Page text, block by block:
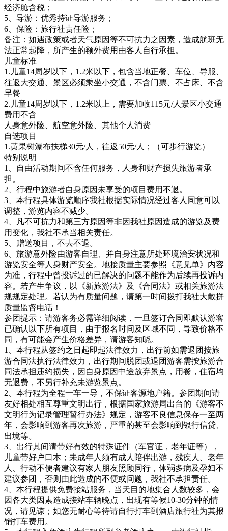
经济舱含税；
5、导游：优秀持证导游服务；
6、保险：旅行社责任险；
备注：如遇政策或者天气原因等不可抗力之因素，造成航班无
法正常起降，所产生的额外费用由客人自行承担。
儿童标准
1.儿童14周岁以下，1.2米以下，包含当地正餐、车位、导服、
往返大交通、景区必须乘坐小交通，不含门票、不占床、不含
早餐
2.儿童14周岁以下，1.2米以上，需要加收115元/人景区小交通
费用不含
人身意外险、航空意外险、其他个人消费
自选项目
1.黄果树瀑布扶梯30元/人，往返50元/人；（可步行游览）
特别说明
1、自由活动期间不含任何服务，人身和财产损失旅游者承
担。
2、行程中旅游者自身原因未享受的项目费用不退。
3、本行程具体游览顺序我社根据实际情况经过客人同意可以
调整，游览内容不减少。
4、凡不可抗力和第三方原因等非因我社原因造成的游览及费
用变化，我社不承当相关责任。
5、赠送项目，不去不退。
6、旅游意外险由游客自理、并自身注意所处环境治安状况和
游览安全等人身财产安全。地接质量主要参照《意见单》内容
为准，行程中曾投诉过的已解决的问题不能作为后续再投诉内
容。若产生争议，以《新旅游法》及《合同法》或相关旅游法
规规定处理。若认为有质量问题，请第一时间拨打我社大散拼
质量监督电话！
参团提示：请游客务必需详细阅读，一旦签订合同即默认游客
已确认以下所有项目，由于报名时间及区域不同，导致价格不
同，有可能会产生价格差异，请游客知晓。
1、本行程从签约之日起即起法律效力，出行前如需退团按旅
游合同法执行法律效力，出行期间脱团或退团游客需按旅游合
同法承担违约损失，因自身原因中途放弃景点，用餐，住宿均
无退费，不另行补充未游览景点。
2、本行程为全程一车一导，不保证客源地户籍。参团期间请
友好相处相互尊重文明出行，根据国家旅游局出台的《游客不
文明行为记录管理暂行办法》规定，游客不良信息保存一至两
年，会影响到游客再次旅游，严重的甚至会影响到银行信贷、
出境等。
3、出行其间请带好有效的特殊证件（军官证，老年证等），
儿童带好户口本；未成年人须有成人陪伴出游，残疾人、老年
人、行动不便者建议有家人朋友照顾同行，体弱多病及孕妇不
建议参团，否则由此造成的不便或问题，我社不承担责任。
4、本行程提供免费接站服务，当天目的地集合人数较多，会
因各大类因素造成接站车辆晚点，出现有等候10-30分钟的情
况，请见谅；如您无耐心等待请自行打车到酒店旅行社为其报
销打车费用。